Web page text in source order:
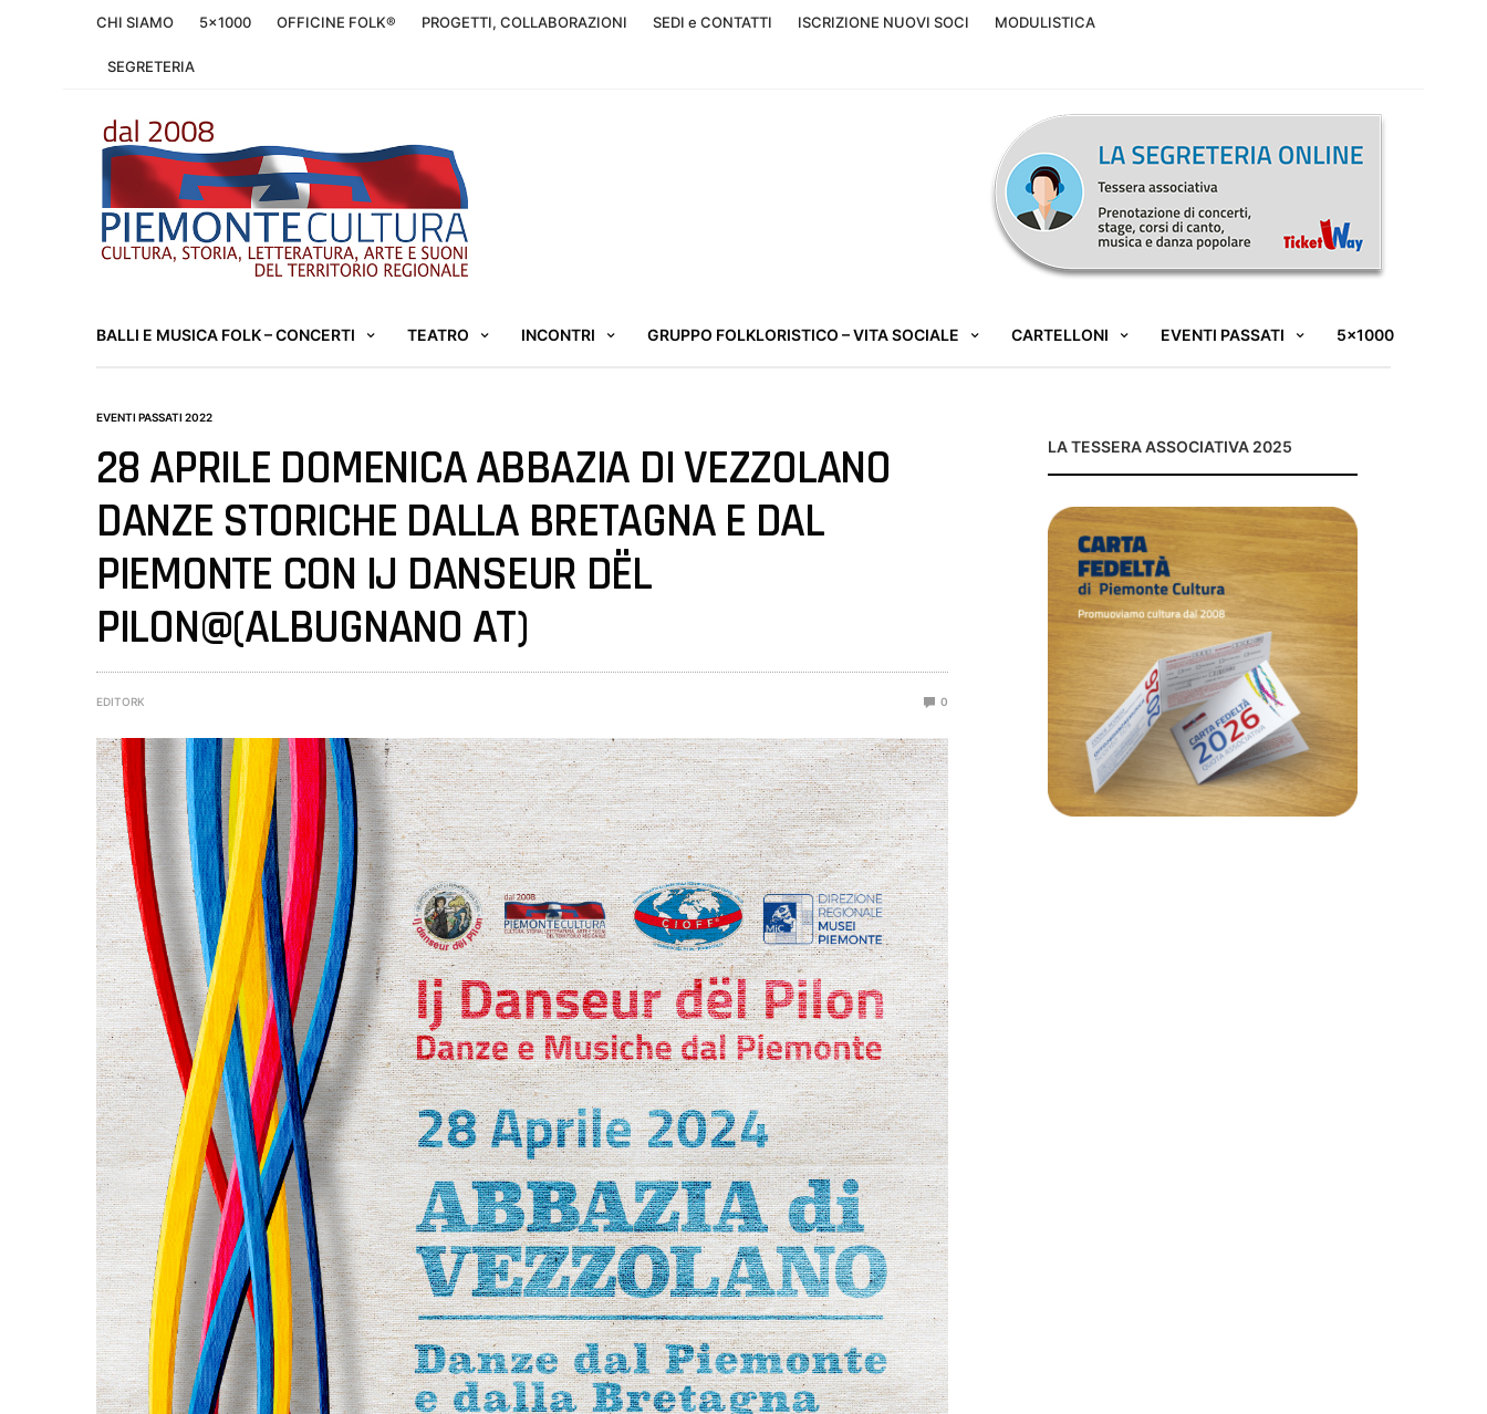
CHI SIAMO 5×1000 OFFICINE FOLK® PROGETTI, COLLABORAZIONI SEDI e CONTATTI ISCRIZIONE NUOVI SOCI MODULISTICA
SEGRETERIA
BALLI E MUSICA FOLK – CONCERTI TEATRO INCONTRI GRUPPO FOLKLORISTICO – VITA SOCIALE CARTELLONI EVENTI PASSATI 5×1000
EVENTI PASSATI 2022
28 APRILE DOMENICA ABBAZIA DI VEZZOLANO
DANZE STORICHE DALLA BRETAGNA E DAL
PIEMONTE CON IJ DANSEUR DËL
PILON@(ALBUGNANO AT)
EDITORK 0
LA TESSERA ASSOCIATIVA 2025